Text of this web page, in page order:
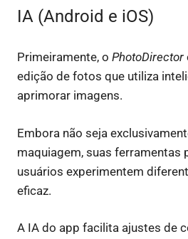
IA (Android e iOS)
Primeiramente, o PhotoDirector
edição de fotos que utiliza
aprimorar imagens.
Embora não seja
maquiagem, suas ferramentas
usuários experimentem
eficaz.
A IA do app facilita ajustes de